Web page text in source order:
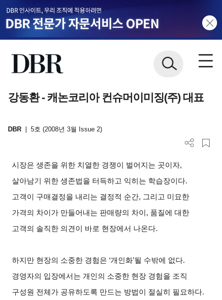
강동환 - 캐논코리아 컨슈머이미징(주) 대표
DBR 5호 (2008년 3월 Issue 2)
시장은 생존을 위한 치열한 경쟁이 벌어지는 곳이자,
살아남기 위한 생존법을 터득하고 익히는 학습장이다.
고객이 구매결정을 내리는 결정적 순간, 그리고 미묘한
가격의 차이가 만들어내는 판매량의 차이, 품질에 대한
고객의 솔직한 의견이 바로 현장에서 나온다.
하지만 현장의 소중한 경험은 ‘개인화’될 수밖에 없다.
경영자의 입장에서는 개인의 소중한 현장 경험을 조직
구성원 전체가 공유하도록 만드는 방법이 절실히 필요하다.